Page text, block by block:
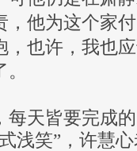
，他为这个家
，也许，我也
每天皆要完成
浅笑”，许慧